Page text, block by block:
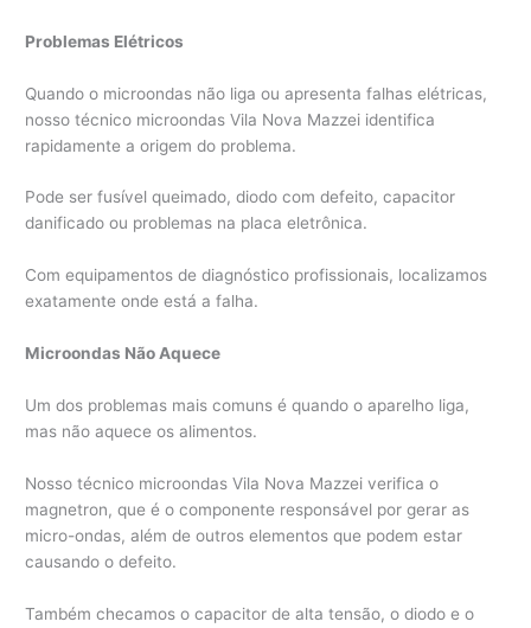
Problemas Elétricos
Quando o microondas não liga ou apresenta falhas elétricas,
nosso técnico microondas Vila Nova Mazzei identifica
rapidamente a origem do problema.
Pode ser fusível queimado, diodo com defeito, capacitor
danificado ou problemas na placa eletrônica.
Com equipamentos de diagnóstico profissionais, localizamos
exatamente onde está a falha.
Microondas Não Aquece
Um dos problemas mais comuns é quando o aparelho liga,
mas não aquece os alimentos.
Nosso técnico microondas Vila Nova Mazzei verifica o
magnetron, que é o componente responsável por gerar as
micro-ondas, além de outros elementos que podem estar
causando o defeito.
Também checamos o capacitor de alta tensão, o diodo e o